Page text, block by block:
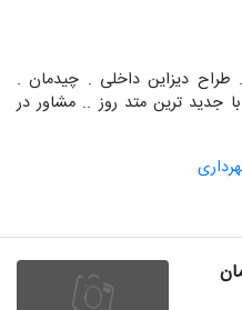
. طراح دیزاین داخلی . چیدمان .
جدید ترین متد روز .. مشاور در